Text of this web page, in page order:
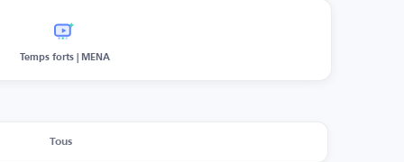
Temps forts | MENA
Tous